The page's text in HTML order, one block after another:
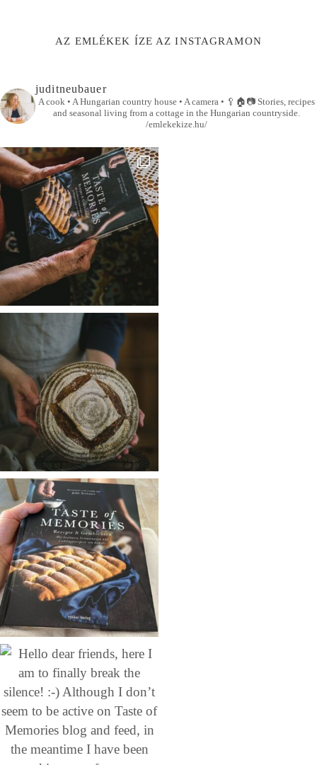
AZ EMLÉKEK ÍZE AZ INSTAGRAMON
juditneubauer
A cook • A Hungarian country house • A camera • 🥄🏠📷Stories, recipes
and seasonal living from a cottage in the Hungarian countryside.
/emlekekize.hu/